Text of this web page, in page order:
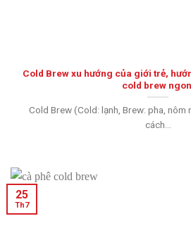
Cold Brew xu hướng của giới trẻ,
cold brew
Cold Brew (Cold: lạnh, Brew: pha, nôm
cách...
25
Th7